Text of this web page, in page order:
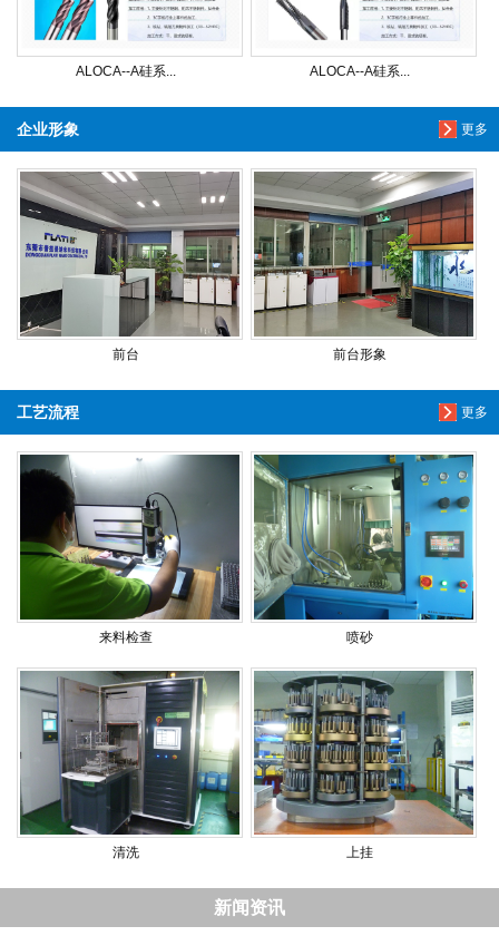
ALOCA--A硅系... ALOCA--A硅系...
更多
企业形象
前台 前台形象
更多
工艺流程
来料检查 喷砂
清洗 上挂
新闻资讯